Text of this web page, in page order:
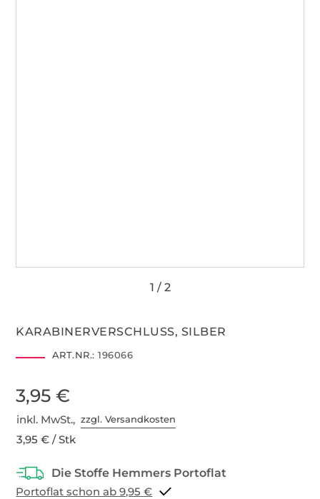
KARABINERVERSCHLUSS, SILBER
ART.NR.: 196066
3,95 €
inkl. MwSt.,zzgl. Versandkosten
3,95 € / Stk
Portoflat schon ab 9,95 €